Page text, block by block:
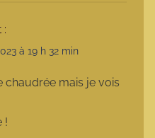
:
à 19 h 32 min
chaudrée mais je vois
!